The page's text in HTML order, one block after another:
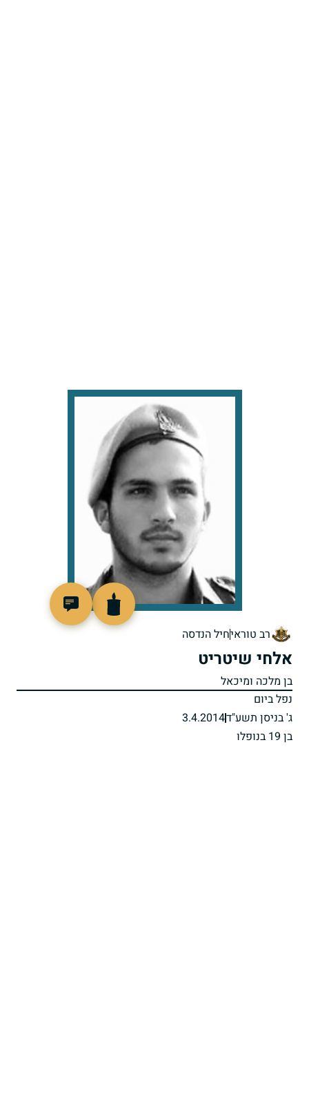
רב טוראיחיל הנדסה
אלחי שיטריט
בן מלכה ומיכאל
נפל ביום
ג' בניסן תשע"ד3.4.2014
בן 19 בנופלו